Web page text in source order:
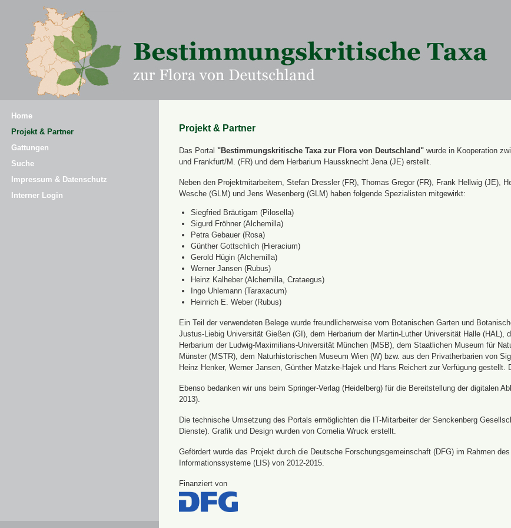
Home
Projekt & Partner
Gattungen
Suche
Impressum & Datenschutz
Interner Login
Projekt & Partner
Das Portal "Bestimmungskritische Taxa zur Flora von Deutschland" wurde in Kooperation
und Frankfurt/M. (FR) und dem Herbarium Haussknecht Jena (JE) erstellt.
Neben den Projektmitarbeitern, Stefan Dressler (FR), Thomas Gregor (FR), Frank Hellwig (JE),
Wesche (GLM) und Jens Wesenberg (GLM) haben folgende Spezialisten mitgewirkt:
Siegfried Bräutigam (Pilosella)
Sigurd Fröhner (Alchemilla)
Petra Gebauer (Rosa)
Günther Gottschlich (Hieracium)
Gerold Hügin (Alchemilla)
Werner Jansen (Rubus)
Heinz Kalheber (Alchemilla, Crataegus)
Ingo Uhlemann (Taraxacum)
Heinrich E. Weber (Rubus)
Ein Teil der verwendeten Belege wurde freundlicherweise vom Botanischen Garten und
Justus-Liebig Universität Gießen (GI), dem Herbarium der Martin-Luther Universität Halle (HAL),
Herbarium der Ludwig-Maximilians-Universität München (MSB), dem Staatlichen Museum für
Münster (MSTR), dem Naturhistorischen Museum Wien (W) bzw. aus den Privatherbarien von
Heinz Henker, Werner Jansen, Günther Matzke-Hajek und Hans Reichert zur Verfügung gestellt.
Ebenso bedanken wir uns beim Springer-Verlag (Heidelberg) für die Bereitstellung der digitalen
2013).
Die technische Umsetzung des Portals ermöglichten die IT-Mitarbeiter der Senckenberg
Dienste). Grafik und Design wurden von Cornelia Wruck erstellt.
Gefördert wurde das Projekt durch die Deutsche Forschungsgemeinschaft (DFG) im Rahmen
Informationssysteme (LIS) von 2012-2015.
Finanziert von